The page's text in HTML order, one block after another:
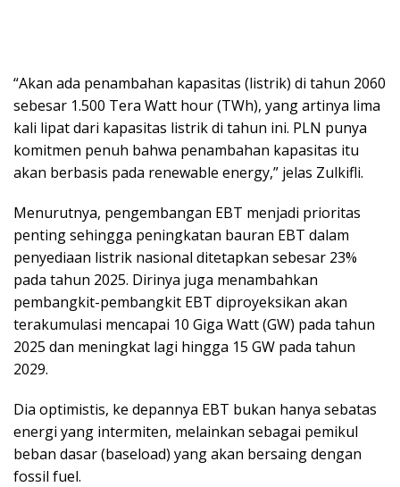
“Akan ada penambahan kapasitas (listrik) di tahun 2060
sebesar 1.500 Tera Watt hour (TWh), yang artinya lima
kali lipat dari kapasitas listrik di tahun ini. PLN punya
komitmen penuh bahwa penambahan kapasitas itu
akan berbasis pada renewable energy,” jelas Zulkifli.
Menurutnya, pengembangan EBT menjadi prioritas
penting sehingga peningkatan bauran EBT dalam
penyediaan listrik nasional ditetapkan sebesar 23%
pada tahun 2025. Dirinya juga menambahkan
pembangkit-pembangkit EBT diproyeksikan akan
terakumulasi mencapai 10 Giga Watt (GW) pada tahun
2025 dan meningkat lagi hingga 15 GW pada tahun
2029.
Dia optimistis, ke depannya EBT bukan hanya sebatas
energi yang intermiten, melainkan sebagai pemikul
beban dasar (baseload) yang akan bersaing dengan
fossil fuel.